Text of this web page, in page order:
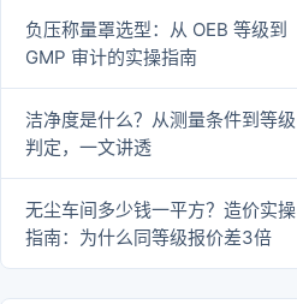
负压称量罩选型：从 OEB 等级到
GMP 审计的实操指南
洁净度是什么？从测量条件到等级
判定，一文讲透
无尘车间多少钱一平方？造价实操
指南：为什么同等级报价差3倍